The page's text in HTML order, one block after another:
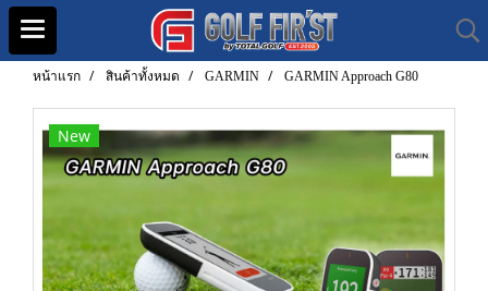
หน้าแรก สินค้าทั้งหมด GARMIN GARMIN Approach G80
New